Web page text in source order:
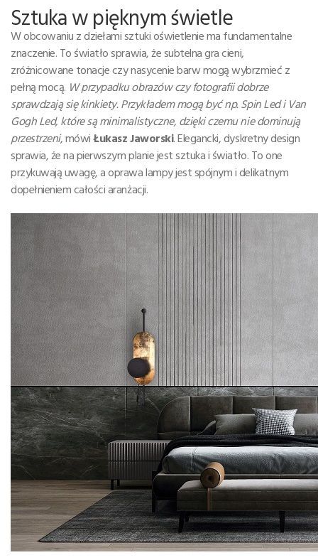
Sztuka w pięknym świetle
W obcowaniu z dziełami sztuki oświetlenie ma fundamentalne
znaczenie. To światło sprawia, że subtelna gra cieni,
zróżnicowane tonacje czy nasycenie barw mogą wybrzmieć z
pełną mocą. W przypadku obrazów czy fotografii dobrze
sprawdzają się kinkiety. Przykładem mogą być np. Spin Led i Van
Gogh Led, które są minimalistyczne, dzięki czemu nie dominują
przestrzeni, mówiŁukasz Jaworski. Elegancki, dyskretny design
sprawia, że na pierwszym planie jest sztuka i światło. To one
przykuwają uwagę, a oprawa lampy jest spójnym i delikatnym
dopełnieniem całości aranżacji.